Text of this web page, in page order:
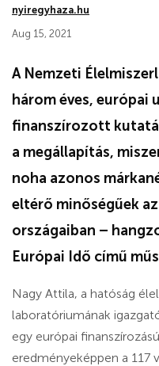
nyiregyhaza.hu
Aug 15, 2021
A Nemzeti
három éves, európai
finanszírozott
a megállapítás,
noha azonos
eltérő minőségűek
országaiban –
Európai Idő című
Nagy Attila, a hatóság
laboratóriumának
egy európai
eredményeképpen a 117